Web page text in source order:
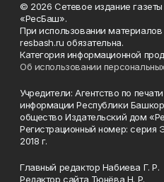
© 2026 Сетевое издание
«РесБаш».
При использовании
resbash.ru обязательна.
Категория информационной
Об использовании
Учредители: Агентство по
информации Республики
общество Издательский дом
Регистрационный номер:
2018 г.
Главный редактор Набиева Г. Р.
Редактор сайта Тюнёва Н. Р.